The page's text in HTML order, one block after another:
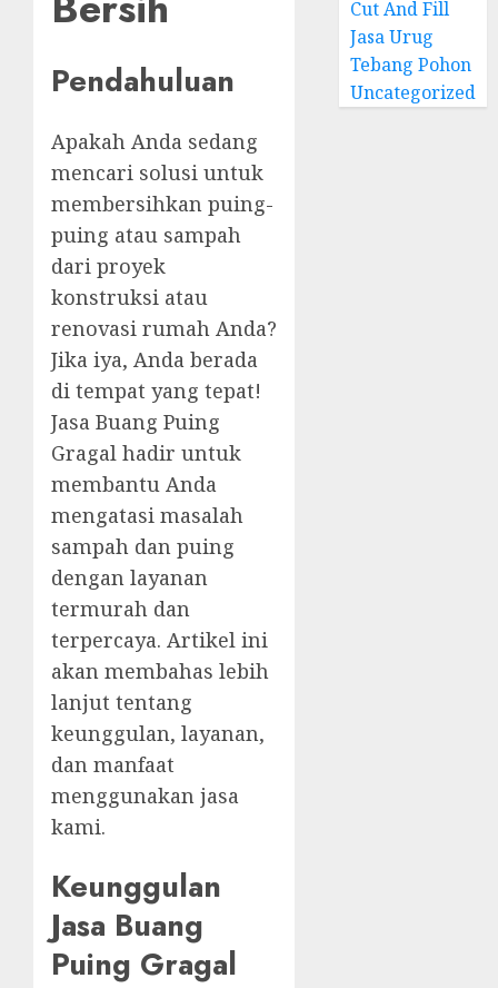
Pendahuluan
Apakah Anda sedang
mencari solusi untuk
membersihkan puing-
puing atau sampah
dari proyek
konstruksi atau
renovasi rumah Anda?
Jika iya, Anda berada
di tempat yang tepat!
Jasa Buang Puing
Gragal hadir untuk
membantu Anda
mengatasi masalah
sampah dan puing
dengan layanan
termurah dan
terpercaya. Artikel ini
akan membahas lebih
lanjut tentang
keunggulan, layanan,
dan manfaat
menggunakan jasa
kami.
Keunggulan
Jasa Buang
Puing Gragal
Cut And Fill
Jasa Urug
Tebang Pohon
Uncategorized